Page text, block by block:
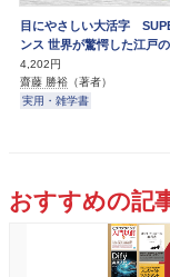
目にやさしい大活字
ンス 世界が驚愕した江戸
4,202円
齋藤 勝裕 （著者）
実用・雑学書
おすすめの記